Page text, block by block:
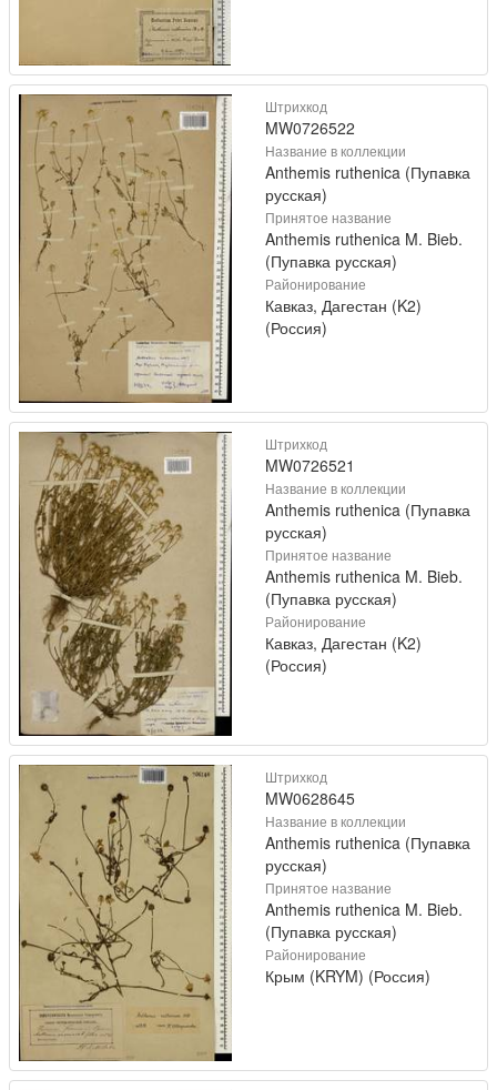
Штрихкод
MW0726522
Название в коллекции
Anthemis ruthenica (Пупавка
русская)
Принятое название
Anthemis ruthenica M. Bieb.
(Пупавка русская)
Районирование
Кавказ, Дагестан (K2)
(Россия)
Штрихкод
MW0726521
Название в коллекции
Anthemis ruthenica (Пупавка
русская)
Принятое название
Anthemis ruthenica M. Bieb.
(Пупавка русская)
Районирование
Кавказ, Дагестан (K2)
(Россия)
Штрихкод
MW0628645
Название в коллекции
Anthemis ruthenica (Пупавка
русская)
Принятое название
Anthemis ruthenica M. Bieb.
(Пупавка русская)
Районирование
Крым (KRYM) (Россия)